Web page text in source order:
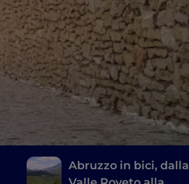
Abruzzo in bici, dalla